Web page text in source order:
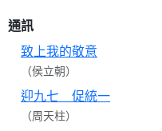
通訊
致上我的敬意
（侯立朝）
迎九七 促統一
（周天柱）